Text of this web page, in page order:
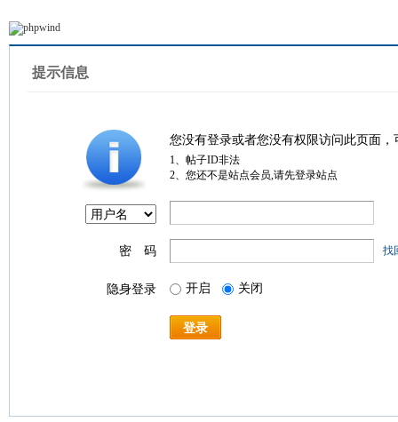
提示信息
您没有登录或者您没有权限访问此页面
1、帖子ID非法
2、您还不是站点会员,请先登录站点
密 码 找
隐身登录 开启 关闭
登录